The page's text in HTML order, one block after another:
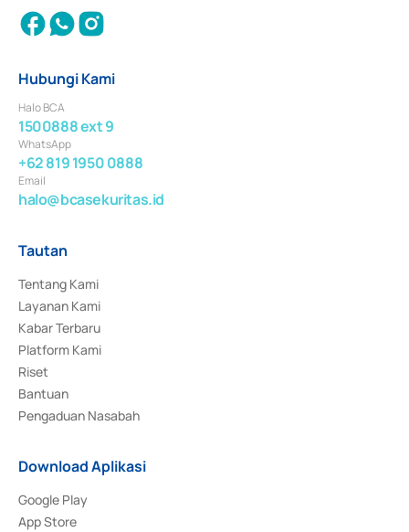
Hubungi Kami
Halo BCA
1500888 ext 9
WhatsApp
+62 819 1950 0888
Email
halo@bcasekuritas.id
Tautan
Tentang Kami
Layanan Kami
Kabar Terbaru
Platform Kami
Riset
Bantuan
Pengaduan Nasabah
Download Aplikasi
Google Play
App Store